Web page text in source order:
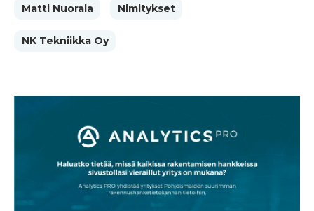
Matti Nuorala Nimitykset
NK Tekniikka Oy